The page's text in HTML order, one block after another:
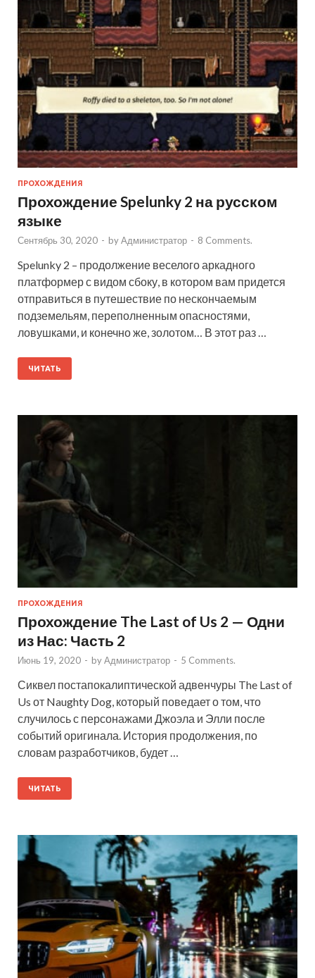
ПРОХОЖДЕНИЯ
Прохождение Spelunky 2 на русском
языке
Сентябрь 30, 2020 - byАдминистратор - 8 Comments.
Spelunky 2 – продолжение веселого аркадного
платформер с видом сбоку, в котором вам придется
отправиться в путешествие по нескончаемым
подземельям, переполненным опасностями,
ловушками, и конечно же, золотом… В этот раз …
ЧИТАТЬ
ПРОХОЖДЕНИЯ
Прохождение The Last of Us 2 — Одни
из Нас: Часть 2
Июнь 19, 2020 - byАдминистратор - 5 Comments.
Сиквел постапокалиптической адвенчуры The Last of
Us от Naughty Dog, который поведает о том, что
случилось с персонажами Джоэла и Элли после
событий оригинала. История продолжения, по
словам разработчиков, будет …
ЧИТАТЬ